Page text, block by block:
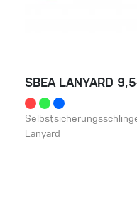
SBEA LANYARD
Lanyard